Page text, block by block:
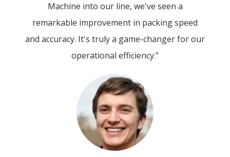
Machine into our line, we've seen a
remarkable improvement in packing speed
and accuracy. It's truly a game-changer for our
operational efficiency."